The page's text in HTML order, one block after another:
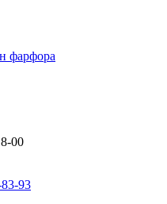
00
93